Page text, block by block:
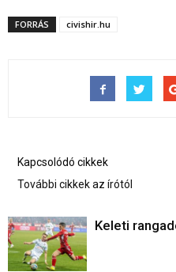
FORRÁS civishir.hu
Kapcsolódó cikkek
További cikkek az írótól
Keleti